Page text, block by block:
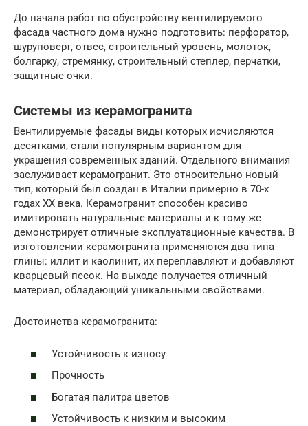
До начала работ по обустройству вентилируемого
фасада частного дома нужно подготовить: перфоратор,
шуруповерт, отвес, строительный уровень, молоток,
болгарку, стремянку, строительный степлер, перчатки,
защитные очки.
Системы из керамогранита
Вентилируемые фасады виды которых исчисляются
десятками, стали популярным вариантом для
украшения современных зданий. Отдельного внимания
заслуживает керамогранит. Это относительно новый
тип, который был создан в Италии примерно в 70-х
годах ХХ века. Керамогранит способен красиво
имитировать натуральные материалы и к тому же
демонстрирует отличные эксплуатационные качества. В
изготовлении керамогранита применяются два типа
глины: иллит и каолинит, их переплавляют и добавляют
кварцевый песок. На выходе получается отличный
материал, обладающий уникальными свойствами.
Достоинства керамогранита:
Устойчивость к износу
Прочность
Богатая палитра цветов
Устойчивость к низким и высоким